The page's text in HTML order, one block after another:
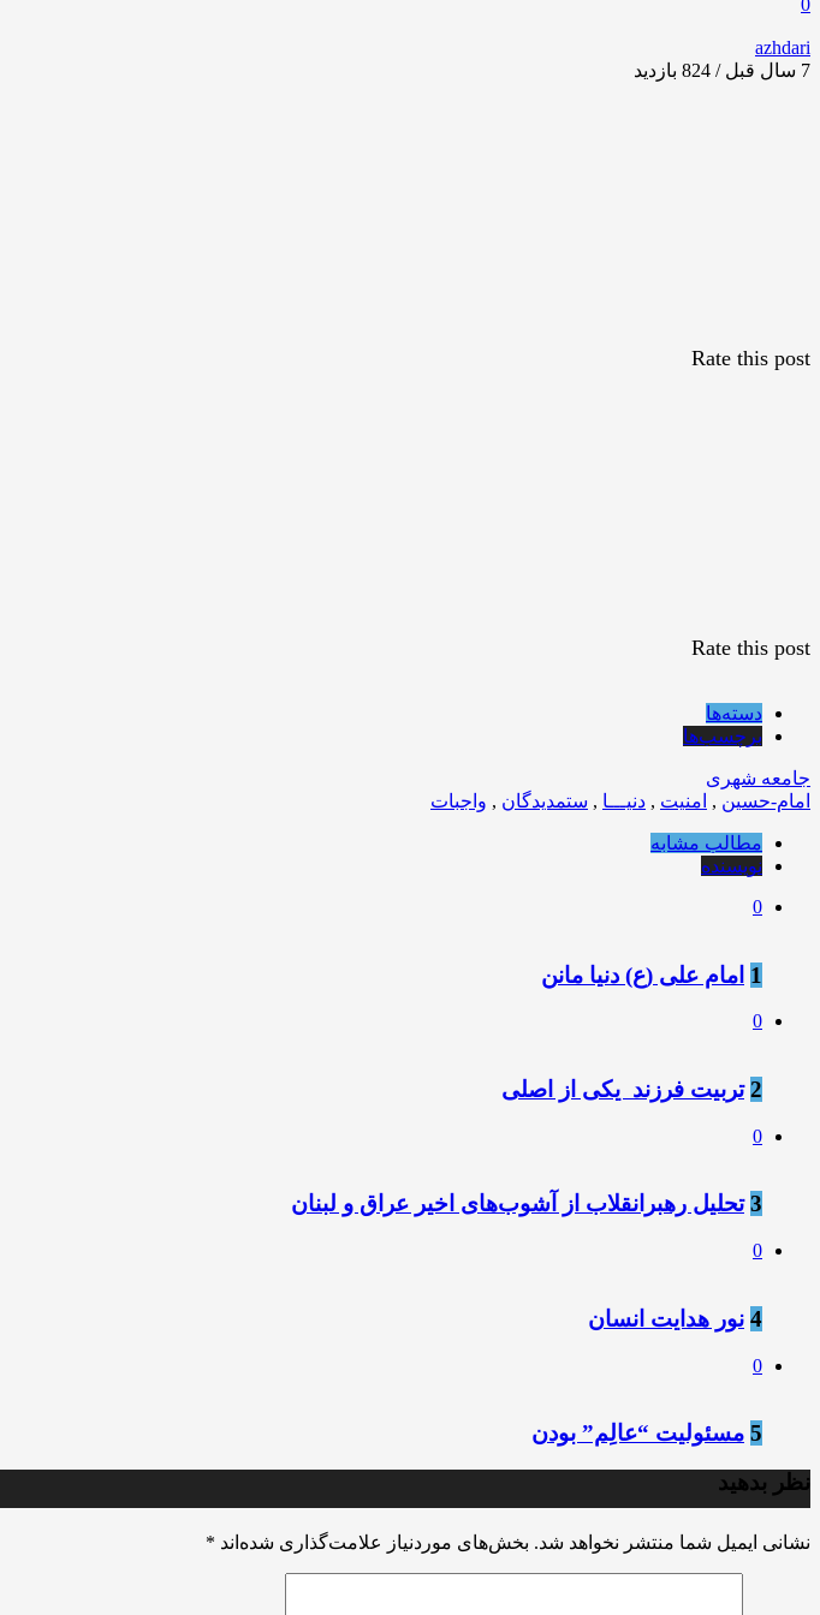
azhdari
7 سال قبل / 824
بازدید
Rate this post
Rate this post
دسته‌ها
برچسب‌ها
جامعه شهری
امام-حسین , امنیت , دنیـــا , ستمدیدگان , واجبات
مطالب مشابه
نویسنده
0
1 امام علی (ع) دنیا مانن
0
2 تربیت فرزند ️ یکی از اصلی
0
3 تحلیل رهبرانقلاب از آشوب‌های اخیر عراق و لبنان
0
4 نور هدایت انسان
0
5 مسئولیت “عالِم” بودن
نظر بدهید
نشانی ایمیل شما منتشر نخواهد شد. بخش‌های موردنیاز علامت‌گذاری شده‌اند *